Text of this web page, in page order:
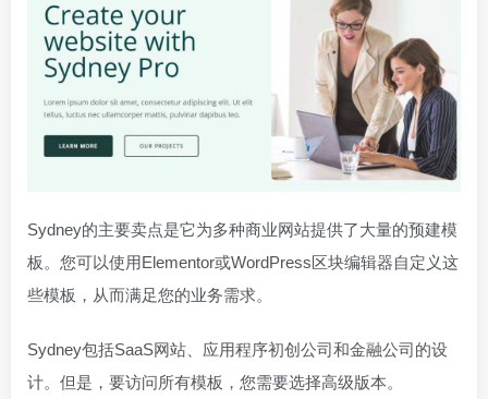
Sydney的主要卖点是它为多种商业网站提供了大量的预建模
板。您可以使用Elementor或WordPress区块编辑器自定义这
些模板，从而满足您的业务需求。
Sydney包括SaaS网站、应用程序初创公司和金融公司的设
计。但是，要访问所有模板，您需要选择高级版本。